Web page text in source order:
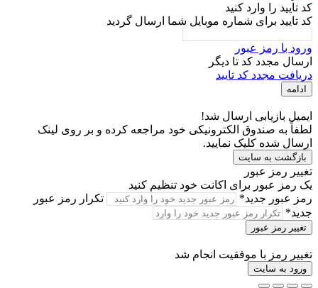
کد تایید را وارد کنید
کد تایید برای شماره موبایل شما ارسال گردید
ورود با رمز عبور
ارسال مجدد کد تا دیگر
دریافت مجدد کد تایید
ادامه
ایمیل بازیابی ارسال شد!
لطفاً به صندوق الکترونیکی خود مراجعه کرده و بر روی لینک
ارسال شده کلیک نمایید.
بازگشت به سایت
تغییر رمز عبور
یک رمز عبور برای اکانت خود تنظیم کنید
رمز عبور جدید*
تکرار رمز عبور
جدید*
تغییر رمز عبور
تغییر رمز با موفقیت انجام شد
ورود به سایت